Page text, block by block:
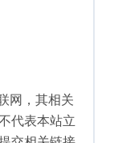
网，其相关
代表本站立